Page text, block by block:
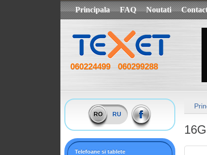
Principala FAQ Noutati
060224499 060299288
RO RU
Telefoane si tablete